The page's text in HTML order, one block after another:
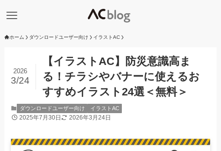
ホーム ダウンロードユーザー向け イラストAC
【イラストAC】防災意識高ま
る！チラシやバナーに使えるお
すすめイラスト24選＜無料＞
2026
3/24
ダウンロードユーザー向け イラストAC
2025年7月30日 2026年3月24日